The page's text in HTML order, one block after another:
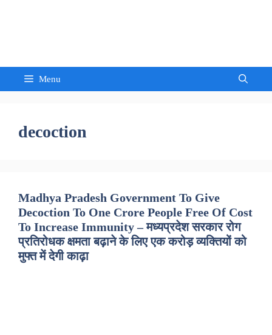
Menu
decoction
Madhya Pradesh Government To Give
Decoction To One Crore People Free Of Cost
To Increase Immunity – मध्यप्रदेश सरकार रोग
प्रतिरोधक क्षमता बढ़ाने के लिए एक करोड़ व्यक्तियों को
मुफ्त में देगी काढ़ा